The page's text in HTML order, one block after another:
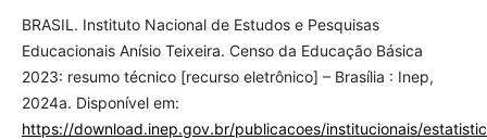
BRASIL. Instituto Nacional de Estudos e Pesquisas
Educacionais Anísio Teixeira. Censo da Educação Básica
2023: resumo técnico [recurso eletrônico] – Brasília : Inep,
2024a. Disponível em:
https://download.inep.gov.br/publicacoes/institucionais/